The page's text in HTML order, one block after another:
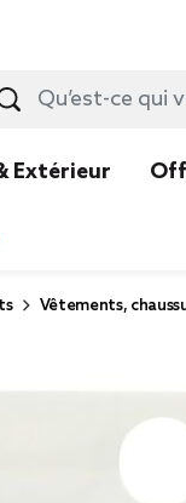
Extérieur
Vêtements,